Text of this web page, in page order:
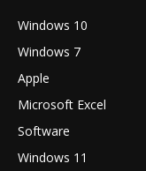
Windows 10
Windows 7
Apple
Microsoft Excel
Software
Windows 11